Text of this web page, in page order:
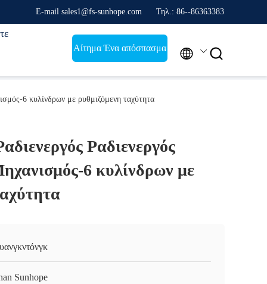
E-mail sales1@fs-sunhope.com Τηλ.: 86--86363383
Αίτημα Ένα απόσπασμα  
6 κυλίνδρων με ρυθμιζόμενη ταχύτητα
Ραδιενεργός
6 κυλίνδρων με
Sunhope